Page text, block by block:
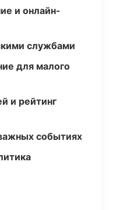
и онлайн-
службами
для малого
и рейтинг
событиях